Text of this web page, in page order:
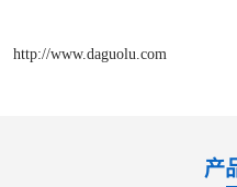
http://www.daguolu.com
产